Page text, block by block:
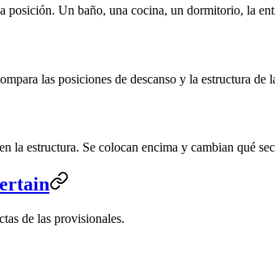
posición. Un baño, una cocina, un dormitorio, la
las posiciones de descanso y la estructura
la estructura. Se colocan encima y cambian qué
de las provisionales.